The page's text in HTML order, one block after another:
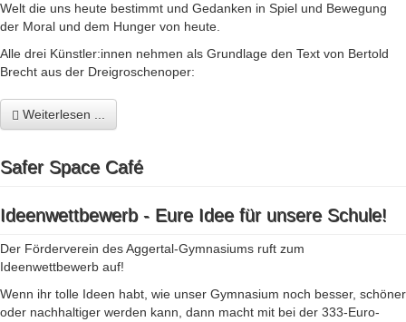
Welt die uns heute bestimmt und Gedanken in Spiel und Bewegung
der Moral und dem Hunger von heute.
Alle drei Künstler:innen nehmen als Grundlage den Text von Bertold
Brecht aus der Dreigroschenoper:
Weiterlesen ...
Safer Space Café
Ideenwettbewerb - Eure Idee für unsere Schule!
Der Förderverein des Aggertal-Gymnasiums ruft zum
Ideenwettbewerb auf!
Wenn ihr tolle Ideen habt, wie unser Gymnasium noch besser, schöner
oder nachhaltiger werden kann, dann macht mit bei der 333-Euro-